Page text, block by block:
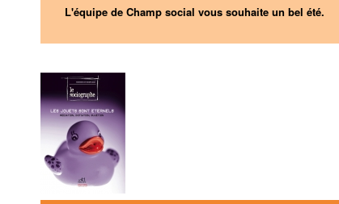
L'équipe de Champ social vous souhaite un bel été.